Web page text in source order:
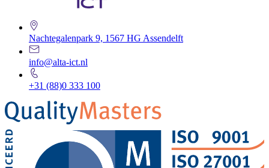
Nachtegalenpark 9, 1567 HG Assendelft
info@alta-ict.nl
+31 (88)0 333 100